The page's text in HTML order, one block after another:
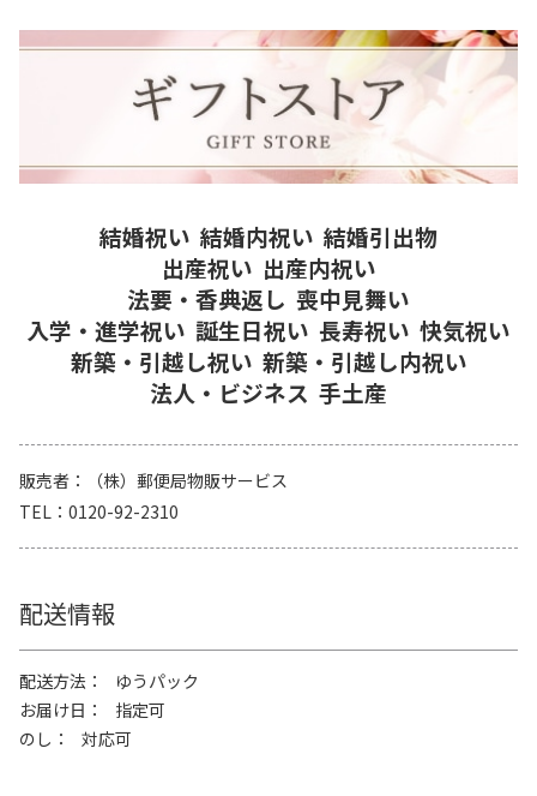
結婚祝い 結婚内祝い 結婚引出物
出産祝い 出産内祝い
法要・香典返し 喪中見舞い
入学・進学祝い 誕生日祝い 長寿祝い 快気祝い
新築・引越し祝い 新築・引越し内祝い
法人・ビジネス 手土産
販売者
（株）郵便局物販サービス
TEL
0120-92-2310
配送情報
配送方法
ゆうパック
お届け日
指定可
のし
対応可